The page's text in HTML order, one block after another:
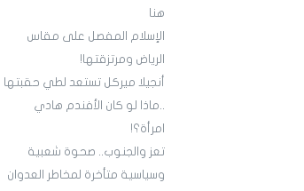
هنا
الإسلام المفصل على مقاس
الرياض ومرتزقتها!
أنجيلا ميركل تستعد لطي حقبتها
..ماذا لو كان الأفندم هادي
امرأة؟!
تعز والجنوب.. صحوة شعبية
وسياسية متأخرة لمخاطر العدوان